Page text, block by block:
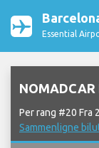
Essential
Per rang #20 Fra
Sammenligne